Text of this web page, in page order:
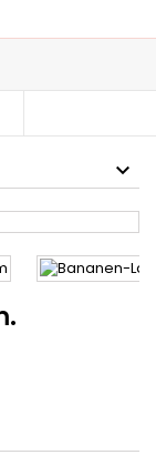
×
Create new list
×
×
in your
((loginText))